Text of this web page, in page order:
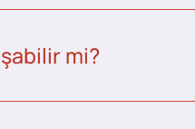
mi?